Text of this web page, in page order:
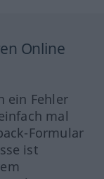
Online
ein Fehler
mal
Formular
ist